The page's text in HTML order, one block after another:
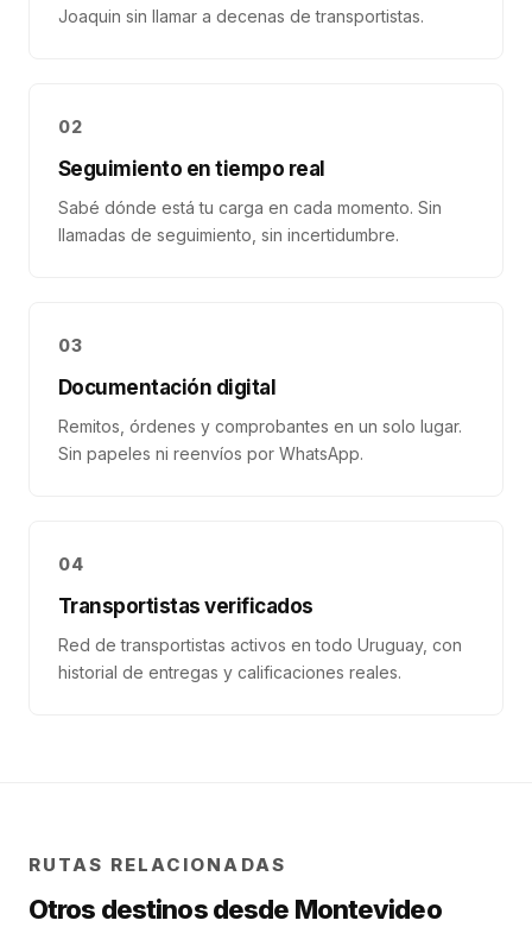
Joaquin sin llamar a decenas de transportistas.
02
Seguimiento en tiempo real
Sabé dónde está tu carga en cada momento. Sin
llamadas de seguimiento, sin incertidumbre.
03
Documentación digital
Remitos, órdenes y comprobantes en un solo lugar.
Sin papeles ni reenvíos por WhatsApp.
04
Transportistas verificados
Red de transportistas activos en todo Uruguay, con
historial de entregas y calificaciones reales.
RUTAS RELACIONADAS
Otros destinos desde Montevideo